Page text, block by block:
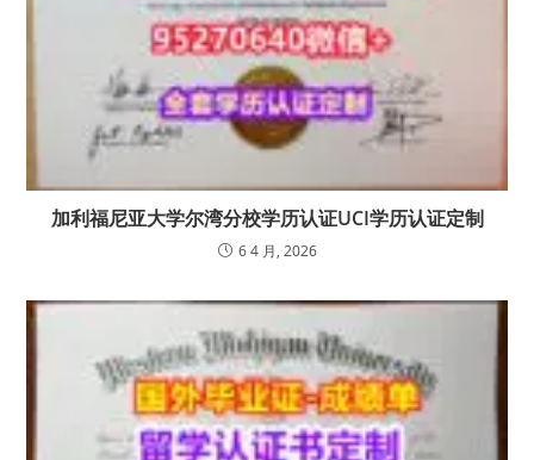
加利福尼亚大学尔湾分校学历认证UCI学历认证定制
6 4 月, 2026